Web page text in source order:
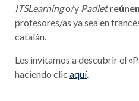
ITSLearningo/y Padletreúnen
profesores/as ya sea en
catalán.
Les invitamos a descubrir el
haciendo clic aquí.